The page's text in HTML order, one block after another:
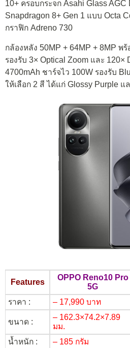
10+ ครอบกระจก Asahi Glass AGC
Snapdragon 8+ Gen 1 แบบ Octa
กราฟิก Adreno 730
กล้องหลัง 50MP + 64MP + 8MP พ
รองรับ 3× Optical Zoom และ 120×
4700mAh ชาร์จไว 100W รองรับ
ให้เลือก 2 สี ได้แก่ Glossy Purple แ
Features
OPPO Reno10 Pro
5G
ราคา :
– 17,990 บาท
ขนาด :
– 162.3×74.2×7.89
มม.
น้ำหนัก :
– 185 กรัม